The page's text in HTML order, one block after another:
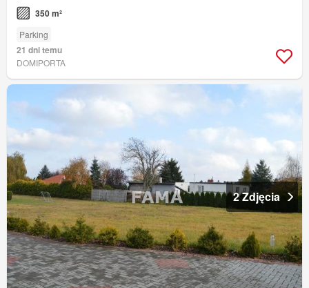
350 m²
Parking
21 dni temu
DOMIPORTA
2 Zdjęcia